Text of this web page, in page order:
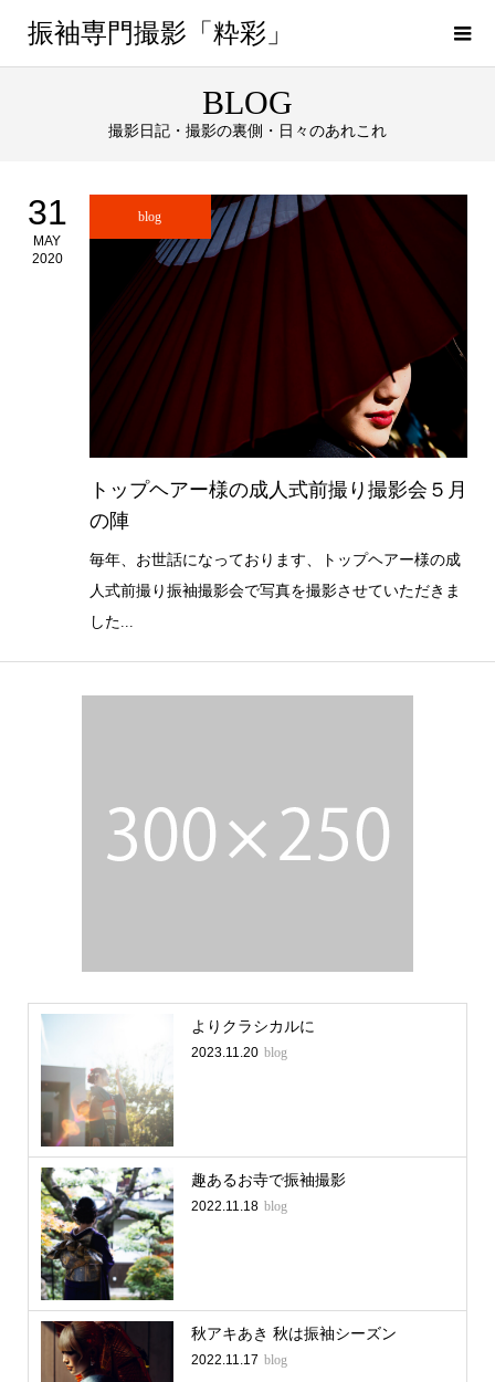
振袖専門撮影「粋彩」
BLOG
撮影日記・撮影の裏側・日々のあれこれ
31
MAY
2020
blog
トップヘアー様の成人式前撮り撮影会５月
の陣
毎年、お世話になっております、トップヘアー様の成
人式前撮り振袖撮影会で写真を撮影させていただきま
した...
よりクラシカルに
2023.11.20 blog
趣あるお寺で振袖撮影
2022.11.18 blog
秋アキあき 秋は振袖シーズン
2022.11.17 blog